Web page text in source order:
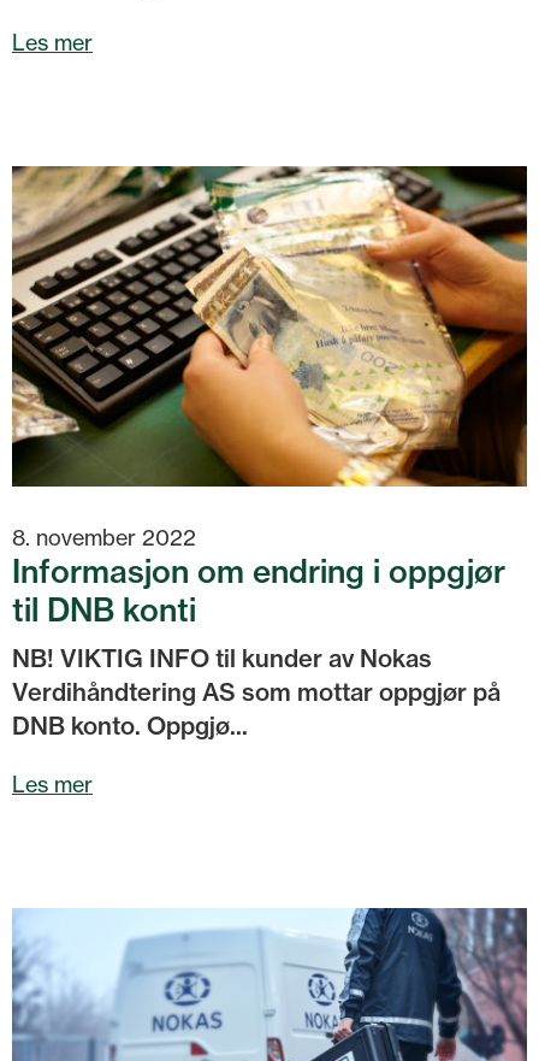
Les mer
8. november 2022
Informasjon om endring i oppgjør
til DNB konti
NB! VIKTIG INFO til kunder av Nokas
Verdihåndtering AS som mottar oppgjør på
DNB konto. Oppgjø...
Les mer